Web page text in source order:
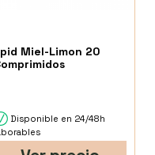
Miel-Limon 20
Disponible en 24/48h